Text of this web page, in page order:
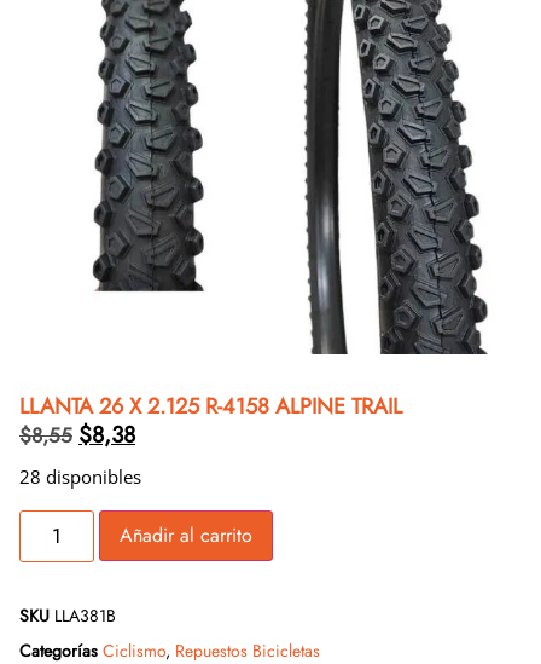
LLANTA 26 X 2.125 R-4158 ALPINE TRAIL
$8,55 $8,38
28 disponibles
Añadir al carrito
SKU LLA381B
Categorías Ciclismo, Repuestos Bicicletas